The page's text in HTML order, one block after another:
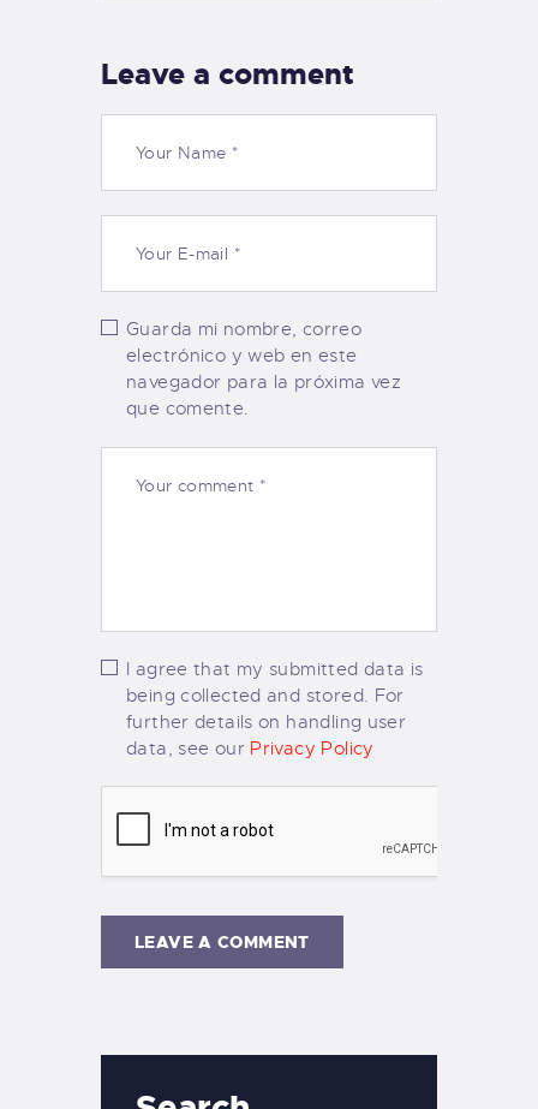
Leave a comment
Guarda mi nombre, correo
electrónico y web en este
navegador para la próxima vez
que comente.
I agree that my submitted data is
being collected and stored. For
further details on handling user
data, see our Privacy Policy